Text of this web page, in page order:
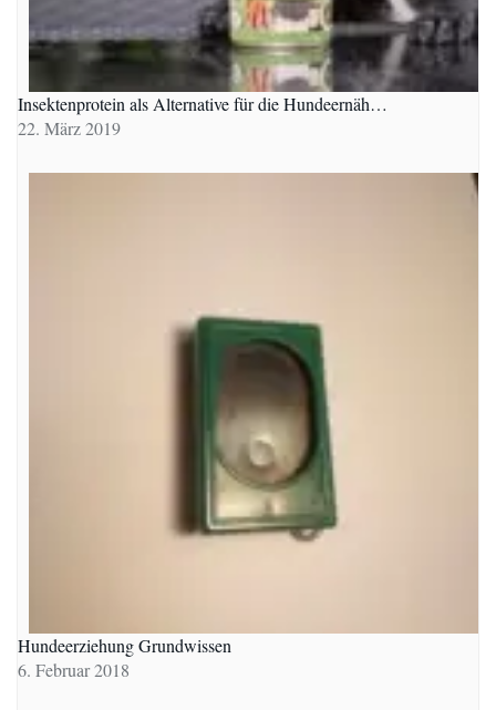
Insektenprotein als Alternative für die Hundeernäh…
22. März 2019
Hundeerziehung Grundwissen
6. Februar 2018